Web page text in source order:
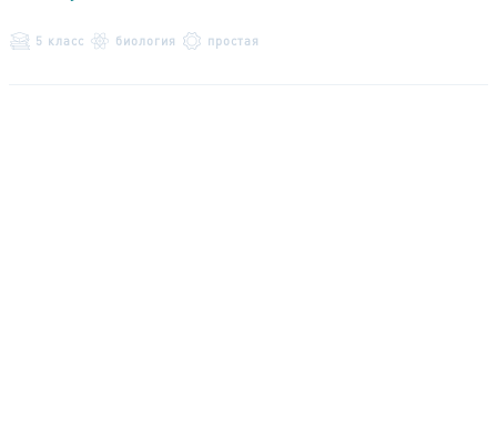
5 класс биология простая